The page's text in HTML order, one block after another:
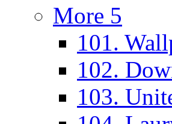
More 5
101.
102.
103.